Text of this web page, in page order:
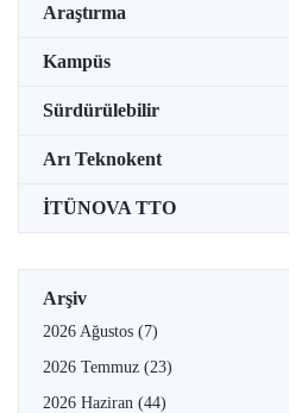
Araştırma
Kampüs
Sürdürülebilir
Arı Teknokent
İTÜNOVA TTO
Arşiv
2026 Ağustos (7)
2026 Temmuz (23)
2026 Haziran (44)